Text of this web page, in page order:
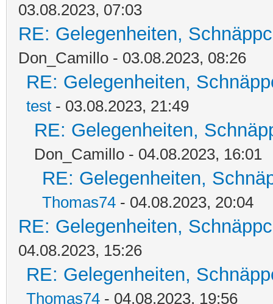
03.08.2023, 07:03
RE: Gelegenheiten,
Don_Camillo - 03.08.2023, 08:26
RE: Gelegenheiten,
test - 03.08.2023, 21:49
RE: Gelegenheiten,
Don_Camillo - 04.08.2023, 16:01
RE: Gelegenheiten,
Thomas74 - 04.08.2023, 20:04
RE: Gelegenheiten,
04.08.2023, 15:26
RE: Gelegenheiten,
Thomas74 - 04.08.2023, 19:56